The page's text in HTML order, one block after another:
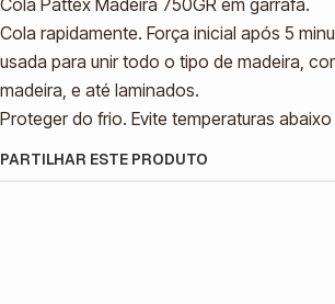
Cola Pattex Madeira 750GR em garrafa.
Cola rapidamente. Força inicial após 5
usada para unir todo o tipo de madeira,
madeira, e até laminados.
Proteger do frio. Evite temperaturas
PARTILHAR ESTE PRODUTO